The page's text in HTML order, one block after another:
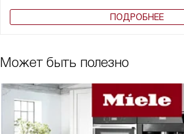
ПОДРОБНЕЕ
Может быть полезно